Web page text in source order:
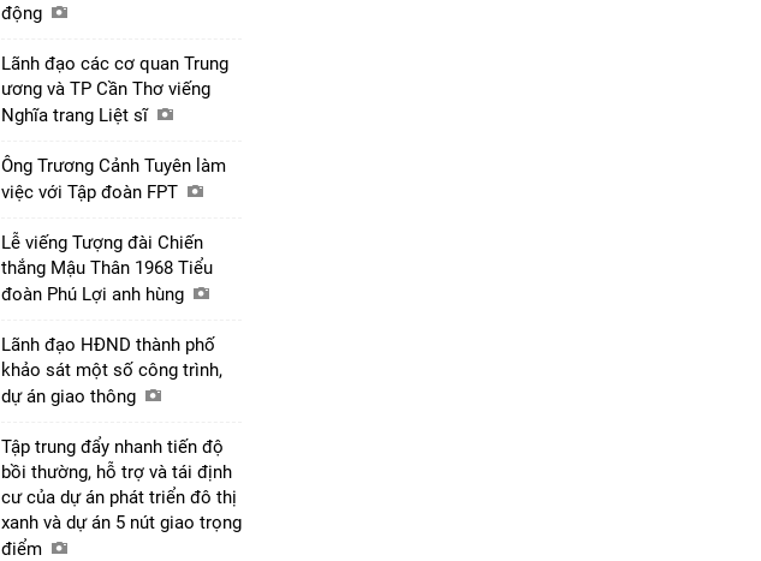
động
Lãnh đạo các cơ quan Trung
ương và TP Cần Thơ viếng
Nghĩa trang Liệt sĩ
Ông Trương Cảnh Tuyên làm
việc với Tập đoàn FPT
Lễ viếng Tượng đài Chiến
thắng Mậu Thân 1968 Tiểu
đoàn Phú Lợi anh hùng
Lãnh đạo HĐND thành phố
khảo sát một số công trình,
dự án giao thông
Tập trung đẩy nhanh tiến độ
bồi thường, hỗ trợ và tái định
cư của dự án phát triển đô thị
xanh và dự án 5 nút giao trọng
điểm